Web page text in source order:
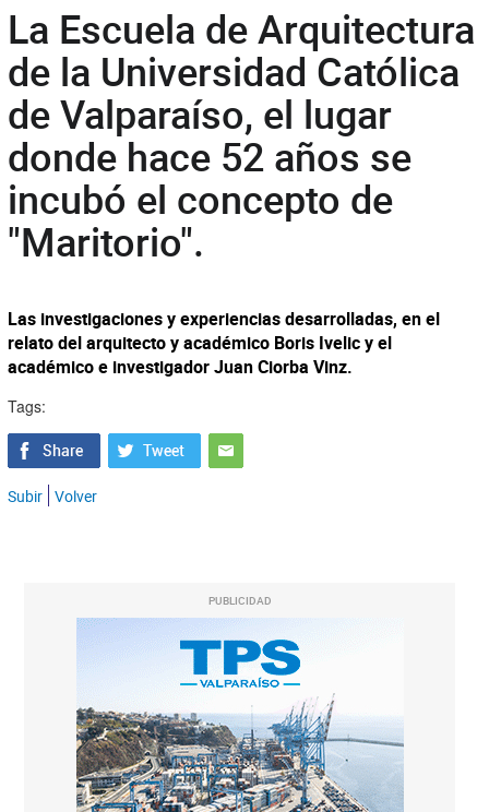
La Escuela de Arquitectura
de la Universidad Católica
de Valparaíso, el lugar
donde hace 52 años se
incubó el concepto de
"Maritorio".
Las investigaciones y experiencias desarrolladas, en el
relato del arquitecto y académico Boris Ivelic y el
académico e investigador Juan Ciorba Vinz.
Tags:
Subir Volver
PUBLICIDAD